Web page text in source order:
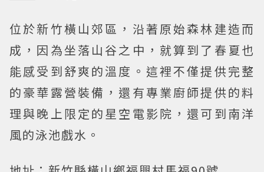
位於新竹橫山郊區，沿著原始森林建造而
成，因為坐落山谷之中，就算到了春夏也
能感受到舒爽的溫度。這裡不僅提供完整
的豪華露營裝備，還有專業廚師提供的料
理與晚上限定的星空電影院，還可到南洋
風的泳池戲水。